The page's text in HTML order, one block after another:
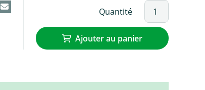
Quantité
Ajouter au panier